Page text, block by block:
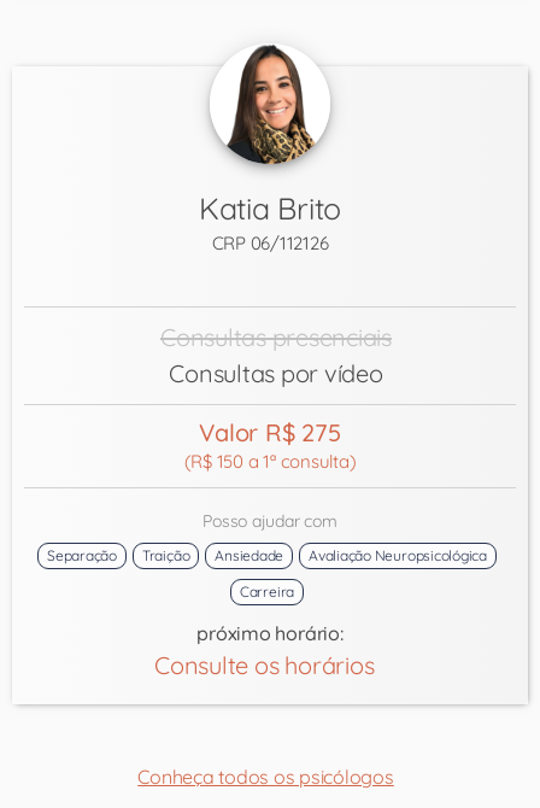
Katia Brito
CRP 06/112126
Consultas presenciais
Consultas por vídeo
Valor R$ 275
(R$ 150 a 1ª consulta)
Posso ajudar com
Separação Traição Ansiedade
Avaliação Neuropsicológica
Carreira
próximo horário:
Consulte os horários
Conheça todos os psicólogos